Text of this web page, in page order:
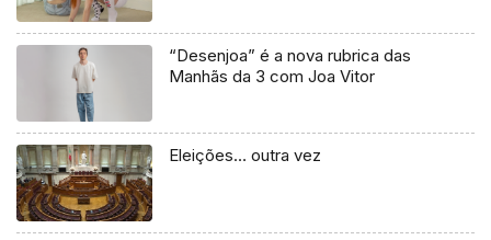
“Desenjoa” é a nova rubrica das
Manhãs da 3 com Joa Vitor
Eleições… outra vez